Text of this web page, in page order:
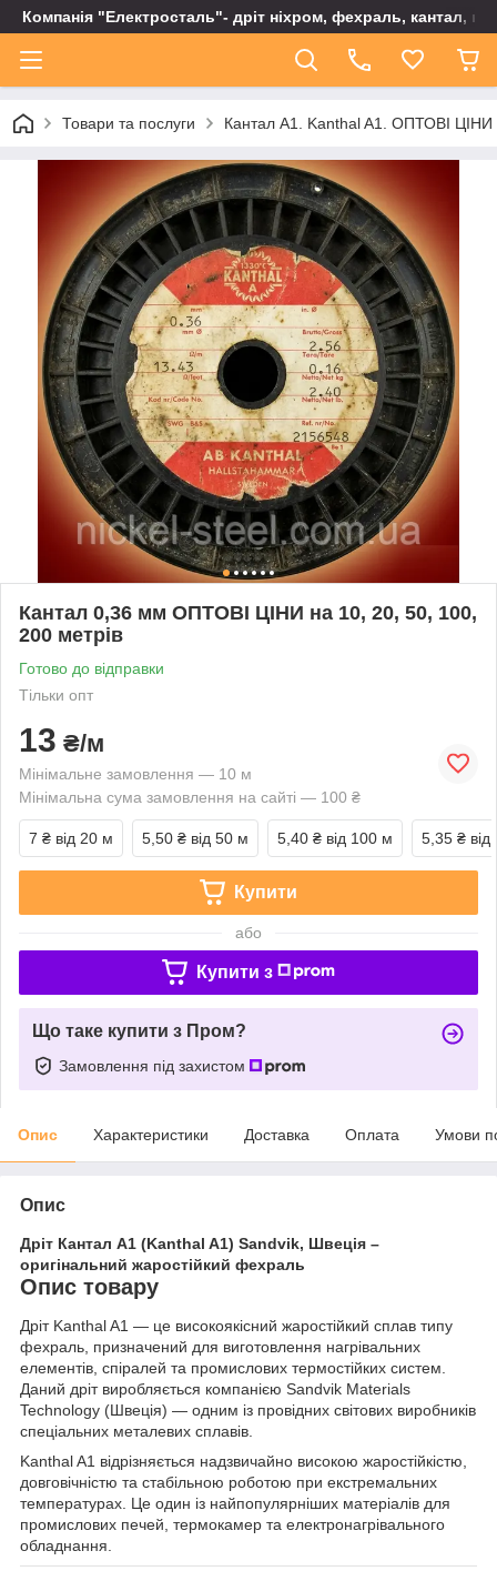
Компанія "Електросталь"- дріт ніхром, фехраль, кантал,
Товари та послуги Кантал А1. Kanthal A1. ОПТОВІ ЦІНИ
Кантал 0,36 мм ОПТОВІ ЦІНИ на 10, 20, 50, 100,
200 метрів
Готово до відправки
Тільки опт
13 ₴/м
Мінімальне замовлення — 10 м
Мінімальна сума замовлення на сайті — 100 ₴
7 ₴ від 20 м 5,50 ₴ від 50 м 5,40 ₴ від 100 м 5,35 ₴
Купити
або
Купити з
Що таке купити з Пром?
Замовлення під захистом
Опис Характеристики Доставка Оплата Умови
Опис
Дріт Кантал A1 (Kanthal A1) Sandvik, Швеція –
оригінальний жаростійкий фехраль
Опис товару
Дріт Kanthal A1 — це високоякісний жаростійкий сплав типу
фехраль, призначений для виготовлення нагрівальних
елементів, спіралей та промислових термостійких систем.
Даний дріт виробляється компанією Sandvik Materials
Technology (Швеція) — одним із провідних світових виробників
спеціальних металевих сплавів.
Kanthal A1 відрізняється надзвичайно високою жаростійкістю,
довговічністю та стабільною роботою при екстремальних
температурах. Це один із найпопулярніших матеріалів для
промислових печей, термокамер та електронагрівального
обладнання.